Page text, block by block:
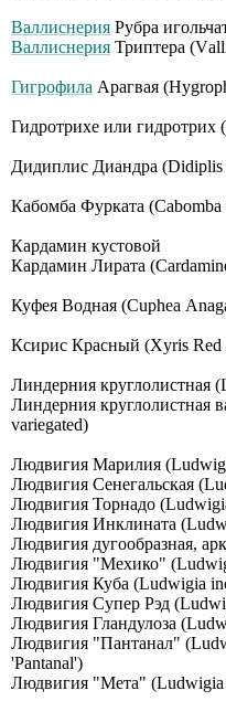
Валлиснерия Рубра
Валлиснерия Триптера
Гигрофила Арагвая
Гидротрихе или гидротрих
Дидиплис Диандра (Didiplis
Кабомба Фурката (Cabomba
Кардамин кустовой
Кардамин Лирата
Куфея Водная (Сuрhеа
Ксирис Красный (Xyris Red
Линдерния круглолистная
Линдерния круглолистная
variegated)
Людвигия Марилия
Людвигия Сенегальская
Людвигия Торнадо
Людвигия Инклината
Людвигия дугообразная,
Людвигия "Мехико"
Людвигия Куба (Ludwigia
Людвигия Супер Рэд
Людвигия Гландулоза
Людвигия "Пантанал"
'Pantanal')
Людвигия "Мета" (Ludwigiа